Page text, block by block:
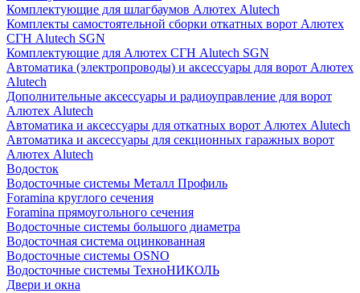
Комплектующие для шлагбаумов Алютех Alutech
Комплекты самостоятельной сборки откатных ворот Алютех
СГН Alutech SGN
Комплектующие для Алютех СГН Alutech SGN
Автоматика (электропроводы) и аксессуары для ворот Алютех
Alutech
Дополнительные аксессуары и радиоуправление для ворот
Алютех Alutech
Автоматика и аксессуары для откатных ворот Алютех Alutech
Автоматика и аксессуары для секционных гаражных ворот
Алютех Alutech
Водосток
Водосточные системы Металл Профиль
Foramina круглого сечения
Foramina прямоугольного сечения
Водосточные системы большого диаметра
Водосточная система оцинкованная
Водосточные системы OSNO
Водосточные системы ТехноНИКОЛЬ
Двери и окна